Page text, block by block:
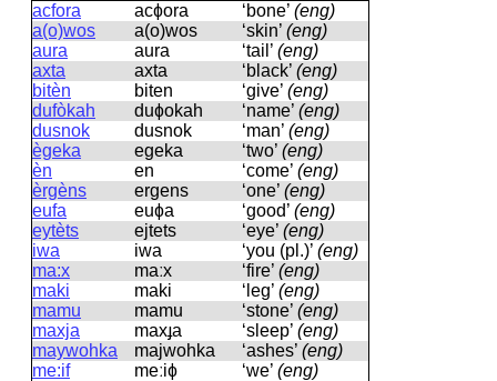
acfora
acɸora ‘bone’ (eng)
a(o)wos
a(o)wos ‘skin’ (eng)
aura
aura ‘tail’ (eng)
axta
axta ‘black’ (eng)
bitèn
biten ‘give’ (eng)
dufòkah
duɸokah ‘name’ (eng)
dusnok
dusnok ‘man’ (eng)
ègeka
eɡeka ‘two’ (eng)
èn
en ‘come’ (eng)
èrgèns
erɡens ‘one’ (eng)
eufa
euɸa ‘good’ (eng)
eytèts
ejtets ‘eye’ (eng)
iwa
iwa ‘you (pl.)’ (eng)
ma:x
maːx ‘fire’ (eng)
maki
maki ‘leg’ (eng)
mamu
mamu ‘stone’ (eng)
maxja
maxɟa ‘sleep’ (eng)
maywohka
majwohka ‘ashes’ (eng)
me:if
meːiɸ ‘we’ (eng)